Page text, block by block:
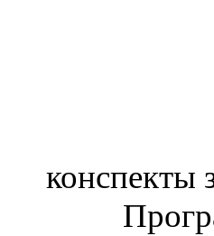
конспекты